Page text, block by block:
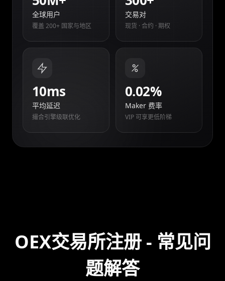
全球用户
覆盖 200+ 国家与地区
交易对
现货 · 合约 · 期权
10ms
平均延迟
撮合引擎级联优化
0.02%
Maker 费率
VIP 可享更低阶梯
OEX交易所注册 - 常见问
题解答